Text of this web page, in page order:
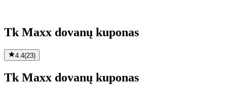
Tk Maxx dovanų kuponas
4.4(23)
Tk Maxx dovanų kuponas